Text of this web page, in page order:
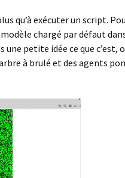
qu’à exécuter un script.
chargé par défaut
une petite idée ce que c’est,
à brulé et des agents